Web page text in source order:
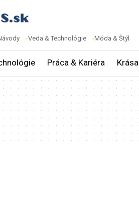
Veda & Technológie Móda & Štýl
Práca & Kariéra Krása